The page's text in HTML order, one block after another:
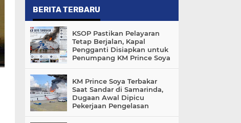
BERITA TERBARU
KSOP Pastikan Pelayaran
Tetap Berjalan, Kapal
Pengganti Disiapkan untuk
Penumpang KM Prince Soya
KM Prince Soya Terbakar
Saat Sandar di Samarinda,
Dugaan Awal Dipicu
Pekerjaan Pengelasan